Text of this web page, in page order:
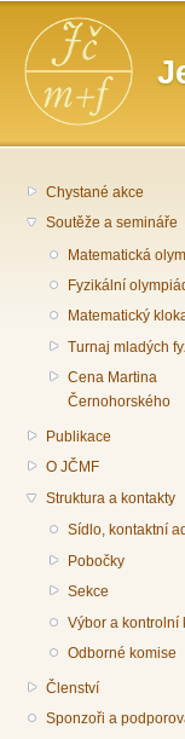
Hlavní menu
Chystané akce
Soutěže a semináře
Matematická
Fyzikální
Matematický
Turnaj mladých
Cena Martina
Černohorského
Publikace
O JČMF
Struktura a kontakty
Sídlo, kontaktní
Pobočky
Sekce
Výbor a kontrolní
Odborné komise
Členství
Sponzoři a